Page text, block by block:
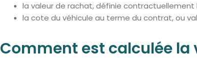
la valeur de rachat, définie
la cote du véhicule au terme du contrat, ou
Comment est calculée la